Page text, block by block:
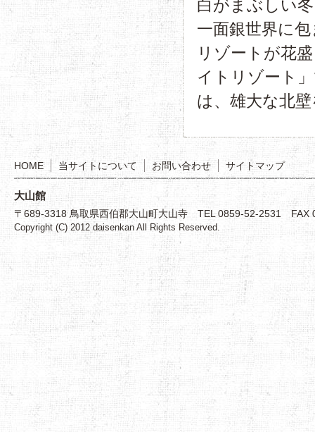
白がまぶしい
一面銀世界に
リゾートが花
イトリゾート
は、雄大な北
HOME 当サイトについて お問い合わせ サイトマップ
大山館
〒689-3318 鳥取県西伯郡大山町大山寺 TEL 0859-52-2531 FAX
Copyright (C) 2012 daisenkan All Rights Reserved.